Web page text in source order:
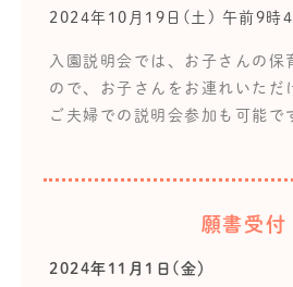
2024年10月19日(土) 午前9時
入園説明会では、お子さんの保
ので、お子さんをお連れいただ
ご夫婦での説明会参加も可能で
願書受付
2024年11月1日(金）